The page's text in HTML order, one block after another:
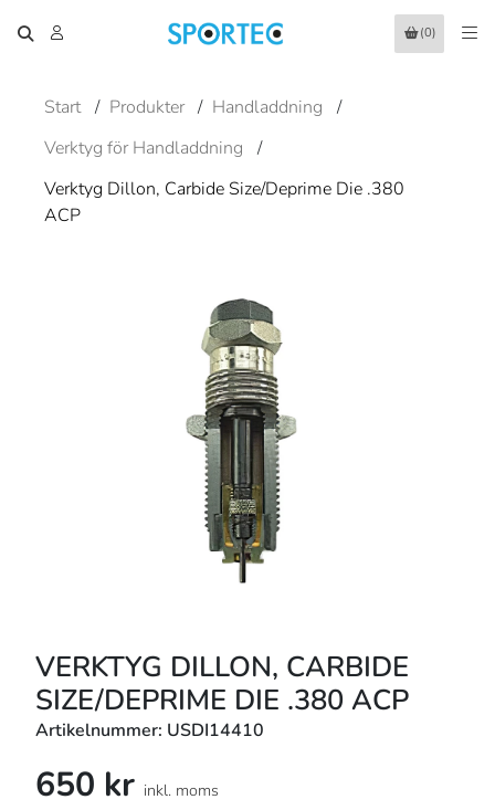
(0)
Start / Produkter / Handladdning
/
Verktyg för Handladdning
/
Verktyg Dillon, Carbide Size/Deprime Die .380
ACP
VERKTYG DILLON, CARBIDE
SIZE/DEPRIME DIE .380 ACP
Artikelnummer: USDI14410
650 kr inkl. moms